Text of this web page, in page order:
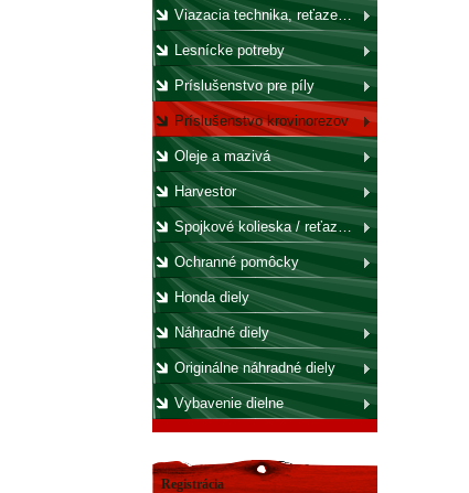
Viazacia technika, reťaze, laná, háky, kladky
Lesnícke potreby
Príslušenstvo pre píly
Príslušenstvo krovinorezov
Oleje a mazivá
Harvestor
Spojkové kolieska / reťazovky
Ochranné pomôcky
Honda diely
Náhradné diely
Originálne náhradné diely
Vybavenie dielne
Registrácia